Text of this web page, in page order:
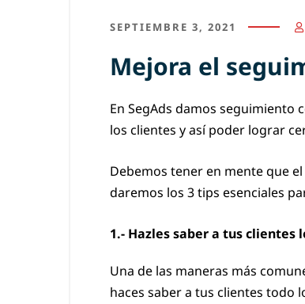
SEPTIEMBRE 3, 2021
Mejora el
En SegAds damos
los clientes y así poder lograr
Debemos tener en mente que
daremos los 3 tips esenciales
1.- Hazles saber a tus clientes
Una de las maneras más
haces saber a tus clientes todo